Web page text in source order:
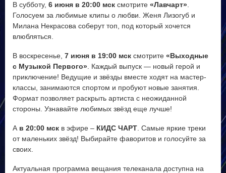
В субботу, 6 июня в 20:00 мск смотрите «Лавчарт».
Голосуем за любимые клипы о любви. Женя Лизогуб и
Милана Некрасова соберут топ, под который хочется
влюбляться.
В воскресенье, 7 июня в 19:00 мск смотрите «Выходные
с Музыкой Первого». Каждый выпуск — новый герой и
приключение! Ведущие и звёзды вместе ходят на мастер-
классы, занимаются спортом и пробуют новые занятия.
Формат позволяет раскрыть артиста с неожиданной
стороны. Узнавайте любимых звёзд еще лучше!
А в 20:00 мск в эфире – КИДС ЧАРТ . Самые яркие треки
от маленьких звёзд! Выбирайте фаворитов и голосуйте за
своих.
Актуальная программа вещания телеканала доступна на